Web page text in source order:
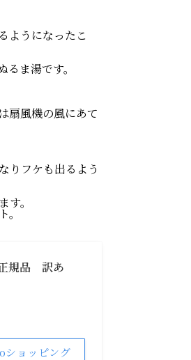
わたしのこと
書いて編集する
ITビギナーさんへ
ORGANIZE
ようになったこ
ま湯です。
扇風機の風にあて
りフケも出るよう
。
。
規品 訳あ
ショッピング